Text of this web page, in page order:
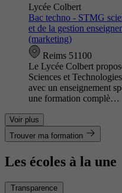
Lycée Colbert
Bac techno - STMG
et de la gestion
(marketing)
Reims 51100
Le Lycée Colbert
Sciences et
avec un enseignement
une formation complè…
Voir plus
Trouver ma formation
Les écoles à la une
Transparence